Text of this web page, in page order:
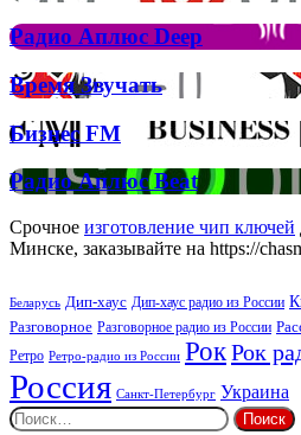
Джона
та
Брітні
Спірс
Аплюс
Рок
Радио
Аплюс
Deep
Радио Аплюс Deep
Время
Звучать
Время Звучать
Бизнес
Бизнес FM
Радио
Аплюс
Beat
Радио Аплюс Beat
Срочное изготовление чип ключей
Минске, заказывайте на https://
Беларусь Дип-хаус Дип-хаус радио из России
Разговорное Разговорное радио из России
Ретро Ретро-радио из России РокРок
Россия Санкт-Петербург Украина
Найти: